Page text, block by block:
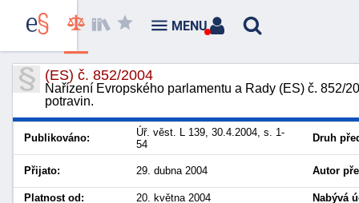
(ES) č. 852/2004
Nařízení Evropského parlamentu a Rady (ES) č. 852/
potravin.
Publikováno:
Úř. věst. L 139, 30.4.2004, s. 1-
54
Druh
Přijato: 29. dubna 2004 Autor
Platnost od: 20. května 2004
Nabývá
MENU